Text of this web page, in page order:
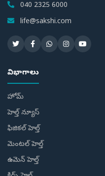
040 2325 6000
life@sakshi.com
విభాగాలు
హోమ్
హెల్త్ న్యూస్
ఫిజికల్ హెల్త్
మెంటల్ హెల్త్
ఉమెన్ హెల్త్